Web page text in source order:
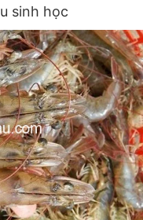
sinh học